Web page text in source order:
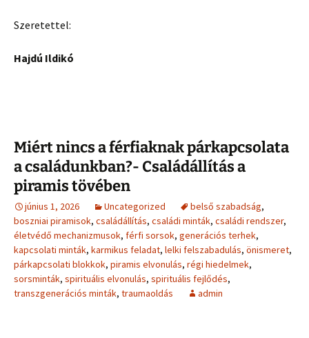
Szeretettel:
Hajdú Ildikó
Miért nincs a férfiaknak párkapcsolata
a családunkban?- Családállítás a
piramis tövében
június 1, 2026 Uncategorized belső szabadság,
boszniai piramisok, családállítás, családi minták, családi rendszer,
életvédő mechanizmusok, férfi sorsok, generációs terhek,
kapcsolati minták, karmikus feladat, lelki felszabadulás, önismeret,
párkapcsolati blokkok, piramis elvonulás, régi hiedelmek,
sorsminták, spirituális elvonulás, spirituális fejlődés,
transzgenerációs minták, traumaoldás admin